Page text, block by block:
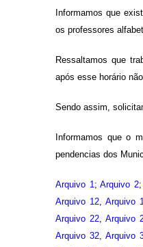
Informamos que
os professores
Ressaltamos que
após esse horário
Sendo assim,
Informamos que o
pendencias dos
Arquivo 1;Arquivo 2
Arquivo 12,Arquivo
Arquivo 22,Arquivo
Arquivo 32,Arquivo